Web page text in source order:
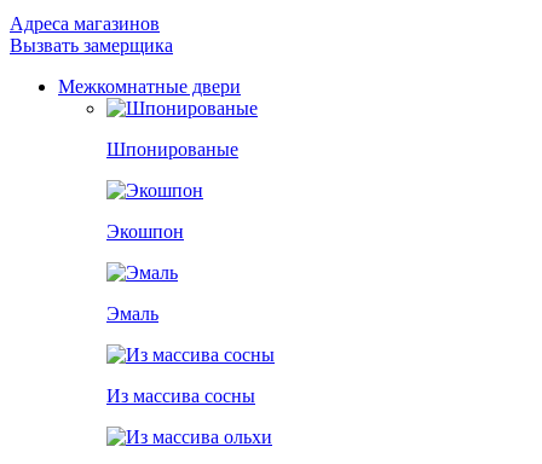
Адреса магазинов
Вызвать замерщика
Межкомнатные двери
Шпонированые
Экошпон
Эмаль
Из массива сосны